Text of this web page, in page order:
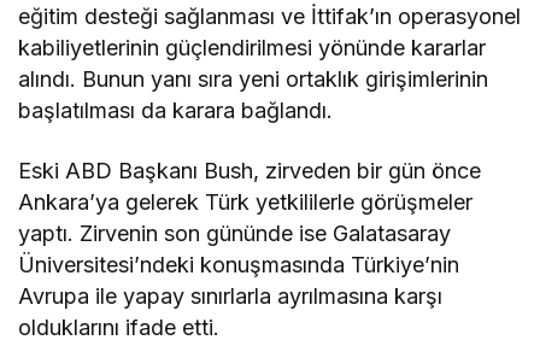
eğitim desteği sağlanması ve İttifak’ın operasyonel
kabiliyetlerinin güçlendirilmesi yönünde kararlar
alındı. Bunun yanı sıra yeni ortaklık girişimlerinin
başlatılması da karara bağlandı.
Eski ABD Başkanı Bush, zirveden bir gün önce
Ankara’ya gelerek Türk yetkililerle görüşmeler
yaptı. Zirvenin son gününde ise Galatasaray
Üniversitesi’ndeki konuşmasında Türkiye’nin
Avrupa ile yapay sınırlarla ayrılmasına karşı
olduklarını ifade etti.